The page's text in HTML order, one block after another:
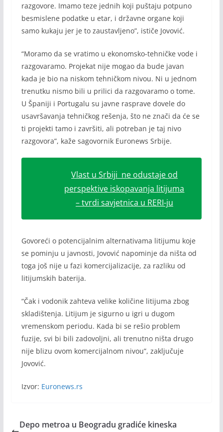
razgovore. Imamo teze jednih koji puštaju potpuno
besmislene podatke u etar, i državne organe koji
samo kukaju jer je to zaustavljeno”, ističe Jovović.
“Moramo da se vratimo u ekonomsko-tehničke vode i
razgovaramo. Projekat nije mogao da bude javan
kada je bio na niskom tehničkom nivou. Ni u jednom
trenutku nismo bili u prilici da razgovaramo o tome.
U Španiji i Portugalu su javne rasprave dovele do
usavršavanja tehničkog rešenja, što ne znači da će se
ti projekti tamo i završiti, ali potreban je taj nivo
razgovora”, kaže sagovornik Euronews Srbije.
Vlast u Srbiji ne odustaje od
perspektive iskopavanja litijuma
– tvrdi savjetnica u RERI-ju
Govoreći o potencijalnim alternativama litijumu koje
se pominju u javnosti, Jovović napominje da ništa od
toga još nije u fazi komercijalizacije, za razliku od
litijumskih baterija.
“Čak i vodonik zahteva velike količine litijuma zbog
skladištenja. Litijum je sigurno u igri u dugom
vremenskom periodu. Kada bi se rešio problem
fuzije, svi bi bili zadovoljni, ali trenutno ništa drugo
nije blizu ovom komercijalnom nivou”, zaključuje
Jovović.
Izvor: Euronews.rs
Depo metroa u Beogradu gradiće kineska